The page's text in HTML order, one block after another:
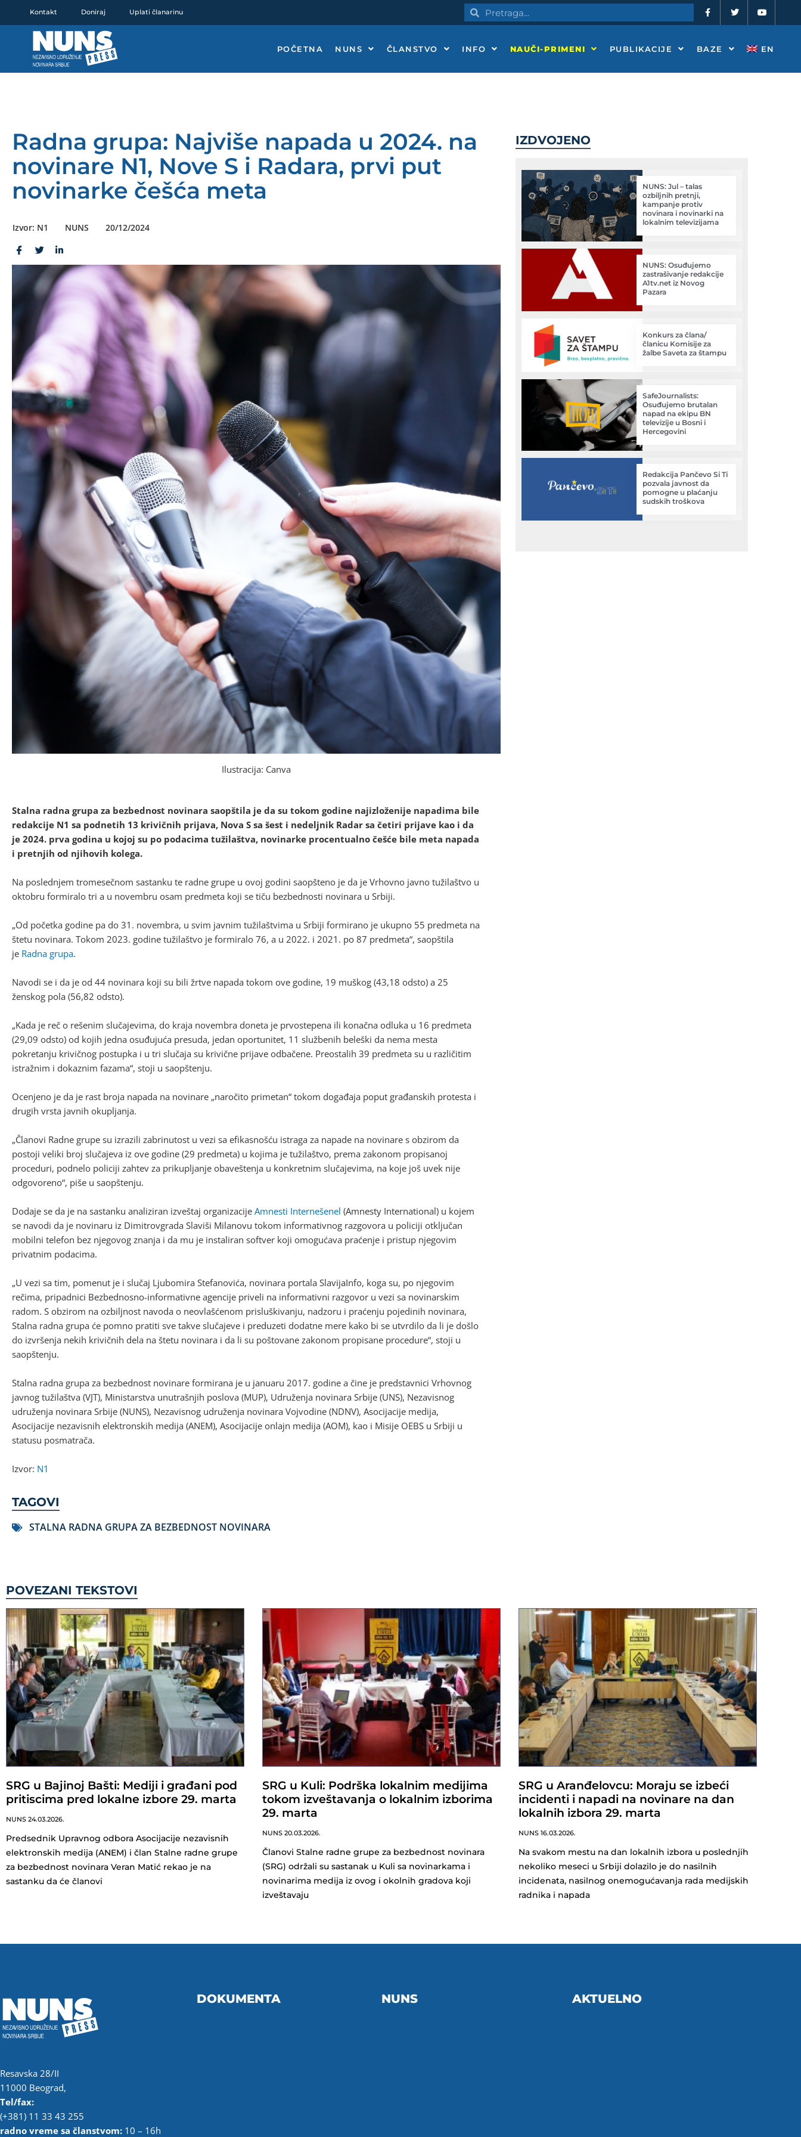
Kontakt Doniraj Uplati članarinu PretragaPretraga a
c
e
o
o
-
w
t
e
o
t
b
e
POČETNA NUNS ČLANSTVO INFO NAUČI-PRIMENI PUBLIKACIJE BAZE EN
Radna grupa: Najviše napada u 2024. na
novinare N1, Nove S i Radara, prvi put
novinarke češća meta
Izvor: N1 NUNS 20/12/2024
Ilustracija: Canva
Stalna radna grupa za bezbednost novinara saopštila je da su tokom godine najizloženije napadima bile
redakcije N1 sa podnetih 13 krivičnih prijava, Nova S sa šest i nedeljnik Radar sa četiri prijave kao i da
je 2024. prva godina u kojoj su po podacima tužilaštva, novinarke procentualno češće bile meta napada
i pretnjih od njihovih kolega.
Na poslednjem tromesečnom sastanku te radne grupe u ovoj godini saopšteno je da je Vrhovno javno tužilaštvo u
oktobru formiralo tri a u novembru osam predmeta koji se tiču bezbednosti novinara u Srbiji.
„Od početka godine pa do 31. novembra, u svim javnim tužilaštvima u Srbiji formirano je ukupno 55 predmeta na
štetu novinara. Tokom 2023. godine tužilaštvo je formiralo 76, a u 2022. i 2021. po 87 predmeta“, saopštila
je Radna grupa.
Navodi se i da je od 44 novinara koji su bili žrtve napada tokom ove godine, 19 muškog (43,18 odsto) a 25
ženskog pola (56,82 odsto).
„Kada je reč o rešenim slučajevima, do kraja novembra doneta je prvostepena ili konačna odluka u 16 predmeta
(29,09 odsto) od kojih jedna osuđujuća presuda, jedan oportunitet, 11 službenih beleški da nema mesta
pokretanju krivičnog postupka i u tri slučaja su krivične prijave odbačene. Preostalih 39 predmeta su u različitim
istražnim i dokaznim fazama“, stoji u saopštenju.
Ocenjeno je da je rast broja napada na novinare „naročito primetan“ tokom događaja poput građanskih protesta i
drugih vrsta javnih okupljanja.
„Članovi Radne grupe su izrazili zabrinutost u vezi sa efikasnošću istraga za napade na novinare s obzirom da
postoji veliki broj slučajeva iz ove godine (29 predmeta) u kojima je tužilaštvo, prema zakonom propisanoj
proceduri, podnelo policiji zahtev za prikupljanje obaveštenja u konkretnim slučajevima, na koje još uvek nije
odgovoreno“, piše u saopštenju.
Dodaje se da je na sastanku analiziran izveštaj organizacije Amnesti Internešenel (Amnesty International) u kojem
se navodi da je novinaru iz Dimitrovgrada Slaviši Milanovu tokom informativnog razgovora u policiji otključan
mobilni telefon bez njegovog znanja i da mu je instaliran softver koji omogućava praćenje i pristup njegovim
privatnim podacima.
„U vezi sa tim, pomenut je i slučaj Ljubomira Stefanovića, novinara portala SlavijaInfo, koga su, po njegovim
rečima, pripadnici Bezbednosno-informativne agencije priveli na informativni razgovor u vezi sa novinarskim
radom. S obzirom na ozbiljnost navoda o neovlašćenom prisluškivanju, nadzoru i praćenju pojedinih novinara,
Stalna radna grupa će pomno pratiti sve takve slučajeve i preduzeti dodatne mere kako bi se utvrdilo da li je došlo
do izvršenja nekih krivičnih dela na štetu novinara i da li su poštovane zakonom propisane procedure“, stoji u
saopštenju.
Stalna radna grupa za bezbednost novinare formirana je u januaru 2017. godine a čine je predstavnici Vrhovnog
javnog tužilaštva (VJT), Ministarstva unutrašnjih poslova (MUP), Udruženja novinara Srbije (UNS), Nezavisnog
udruženja novinara Srbije (NUNS), Nezavisnog udruženja novinara Vojvodine (NDNV), Asocijacije medija,
Asocijacije nezavisnih elektronskih medija (ANEM), Asocijacije onlajn medija (AOM), kao i Misije OEBS u Srbiji u
statusu posmatrača.
Izvor: N1
TAGOVI
STALNA RADNA GRUPA ZA BEZBEDNOST NOVINARA
IZDVOJENO
NUNS: Jul – talas
ozbiljnih pretnji,
kampanje protiv
novinara i novinarki na
lokalnim televizijama
NUNS: Osuđujemo
zastrašivanje redakcije
A1tv.net iz Novog
Pazara
Konkurs za člana/
članicu Komisije za
žalbe Saveta za štampu
SafeJournalists:
Osuđujemo brutalan
napad na ekipu BN
televizije u Bosni i
Hercegovini
Redakcija Pančevo Si Ti
pozvala javnost da
pomogne u plaćanju
sudskih troškova
POVEZANI TEKSTOVI
SRG u Bajinoj Bašti: Mediji i građani pod
pritiscima pred lokalne izbore 29. marta
NUNS 24.03.2026.
Predsednik Upravnog odbora Asocijacije nezavisnih
elektronskih medija (ANEM) i član Stalne radne grupe
za bezbednost novinara Veran Matić rekao je na
sastanku da će članovi
SRG u Kuli: Podrška lokalnim medijima
tokom izveštavanja o lokalnim izborima
29. marta
NUNS 20.03.2026.
Članovi Stalne radne grupe za bezbednost novinara
(SRG) održali su sastanak u Kuli sa novinarkama i
novinarima medija iz ovog i okolnih gradova koji
izveštavaju
SRG u Aranđelovcu: Moraju se izbeći
incidenti i napadi na novinare na dan
lokalnih izbora 29. marta
NUNS 16.03.2026.
Na svakom mestu na dan lokalnih izbora u poslednjih
nekoliko meseci u Srbiji dolazilo je do nasilnih
incidenata, nasilnog onemogućavanja rada medijskih
radnika i napada
Resavska 28/II
11000 Beograd,
Tel/fax:
(+381) 11 33 43 255
radno vreme sa članstvom: 10 – 16h
DOKUMENTA NUNS AKTUELNO